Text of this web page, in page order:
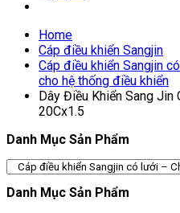
Home
Cáp điều khiển Sangjin
Cáp điều khiển Sangjin
cho hệ thống điều khiển
Dây Điều Khiển Sang
20Cx1.5
Danh Mục Sản Phẩm
Danh Mục Sản Phẩm